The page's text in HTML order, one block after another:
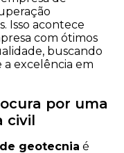
Isso acontece
com ótimos
buscando
a excelência em
por uma
civil
geotecnia é